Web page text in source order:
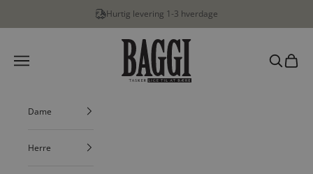
Hurtig levering 1-3 hverdage
BAGGI
Menu
Søg
Dame
Herre